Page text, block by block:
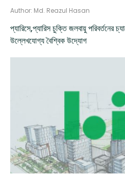
Author: Md. Reazul Hasan
প্যারিসে,প্যারিস চুক্তি জলবায়ু পরিবর্তনের
উল্লেখযোগ্য বৈশ্বিক উদ্যোগ